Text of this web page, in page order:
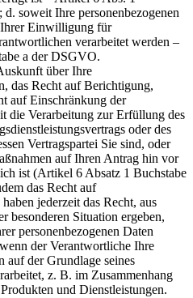
soweit Ihre personenbezogenen
Einwilligung für
verarbeitet werden –
a der DSGVO.
über Ihre
das Recht auf Berichtigung,
auf Einschränkung der
die Verarbeitung zur Erfüllung des
oder des
Vertragspartei Sie sind, oder
auf Ihren Antrag hin vor
ist (Artikel 6 Absatz 1 Buchstabe
das Recht auf
jederzeit das Recht, aus
besonderen Situation ergeben,
personenbezogenen Daten
der Verantwortliche Ihre
auf der Grundlage seines
z. B. im Zusammenhang
und Dienstleistungen.